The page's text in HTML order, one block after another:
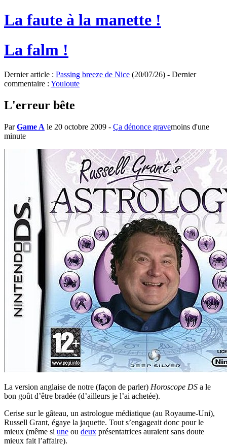
La faute à la manette !
La falm !
Dernier article : Passing breeze de Nice (20/07/26) - Dernier
commentaire : Youloute
L'erreur bête
ParGame A le 20 octobre 2009 - Ça dénonce gravemoins d'une
minute
La version anglaise de notre (façon de parler) Horoscope DS a le
bon goût d’être bradée (d’ailleurs je l’ai achetée).
Cerise sur le gâteau, un astrologue médiatique (au Royaume-Uni),
Russell Grant, égaye la jaquette. Tout s’engageait donc pour le
mieux (même si une ou deux présentatrices auraient sans doute
mieux fait l’affaire).